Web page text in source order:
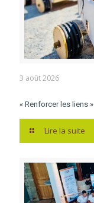
3 août 2026
« Renforcer les liens »
Lire la suite